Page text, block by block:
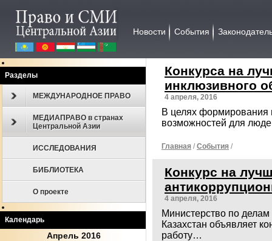
Новости События
Разделы
МЕЖДУНАРОДНОЕ ПРАВО
МЕДИАПРАВО в странах
Центральной Азии
ИССЛЕДОВАНИЯ
БИБЛИОТЕКА
О проекте
Календарь
Апрель 2016
Конкурса на
инклюзивного
4 апреля, 2016
В целях формирования
возможностей для
Главная /События /
Конкурс на
4 апреля, 2016
Министерство по
Казахстан объявляет
работу…